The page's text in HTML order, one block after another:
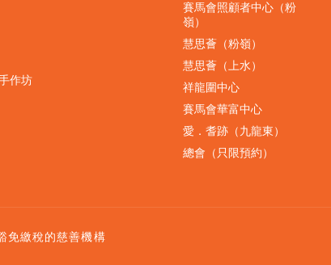
作坊
賽馬會照顧者中心（粉
嶺）
慧思薈（粉嶺）
慧思薈（上水）
祥龍圍中心
賽馬會華富中心
愛．耆跡（九龍東）
總會（只限預約）
免繳稅的慈善機構